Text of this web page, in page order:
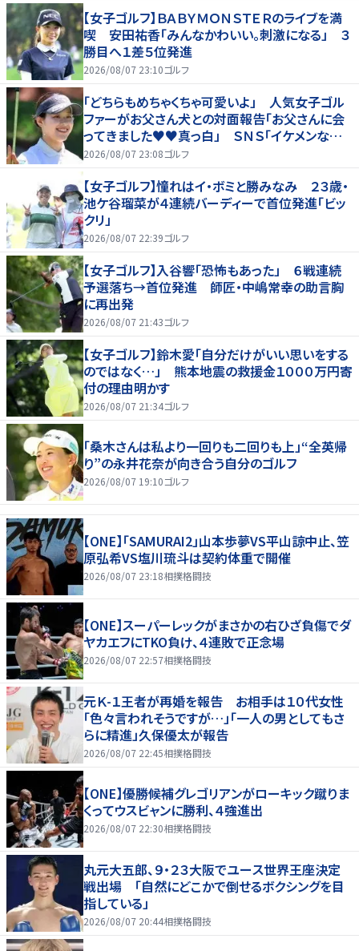
【女子ゴルフ】ＢＡＢＹＭＯＮＳＴＥＲのライブを満
喫 安田祐香「みんなかわいい。刺激になる」 ３
勝目へ１差５位発進
2026/08/07 23:10ゴルフ
「どちらもめちゃくちゃ可愛いよ」 人気女子ゴル
ファーがお父さん犬との対面報告「お父さんに会
ってきました♥♥真っ白」 ＳＮＳ「イケメンなお
父さん」「白戸家入りするんですか？」
2026/08/07 23:08ゴルフ
【女子ゴルフ】憧れはイ・ボミと勝みなみ ２３歳・
池ケ谷瑠菜が４連続バーディーで首位発進「ビッ
クリ」
2026/08/07 22:39ゴルフ
【女子ゴルフ】入谷響「恐怖もあった」 ６戦連続
予選落ち→首位発進 師匠・中嶋常幸の助言胸
に再出発
2026/08/07 21:43ゴルフ
【女子ゴルフ】鈴木愛「自分だけがいい思いをする
のではなく…」 熊本地震の救援金１０００万円寄
付の理由明かす
2026/08/07 21:34ゴルフ
「桑木さんは私より一回りも二回りも上」“全英帰
り”の永井花奈が向き合う自分のゴルフ
2026/08/07 19:10ゴルフ
【ONE】「SAMURAI2」山本歩夢VS平山諒中止、笠
原弘希VS塩川琉斗は契約体重で開催
2026/08/07 23:18相撲格闘技
【ONE】スーパーレックがまさかの右ひざ負傷でダ
ヤカエフにTKO負け、４連敗で正念場
2026/08/07 22:57相撲格闘技
元Ｋ-１王者が再婚を報告 お相手は１０代女性
「色々言われそうですが…」「一人の男としてもさ
らに精進」久保優太が報告
2026/08/07 22:45相撲格闘技
【ONE】優勝候補グレゴリアンがローキック蹴りま
くってウスビャンに勝利、４強進出
2026/08/07 22:30相撲格闘技
丸元大五郎、９・２３大阪でユース世界王座決定
戦出場 「自然にどこかで倒せるボクシングを目
指している」
2026/08/07 20:44相撲格闘技